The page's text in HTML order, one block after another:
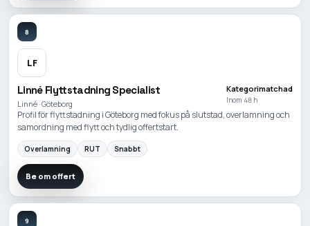
8
LF
Linné Flyttstadning Specialist
Linné · Göteborg
Kategorimatchad
Inom 48 h
Profil för flyttstadning i Göteborg med fokus på slutstad, overlamning och
samordning med flytt och tydlig offertstart.
Overlamning RUT Snabbt
Be om offert
9